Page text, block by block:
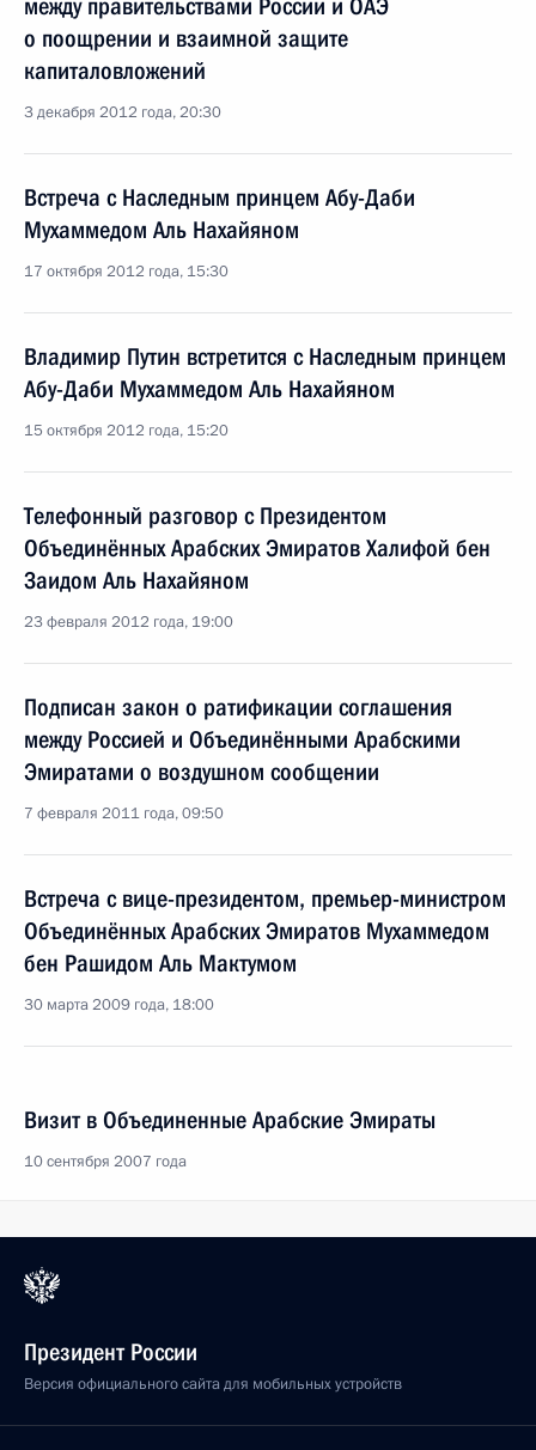
между правительствами России и ОАЭ
о поощрении и взаимной защите
капиталовложений
3 декабря 2012 года, 20:30
Встреча с Наследным принцем Абу-Даби
Мухаммедом Аль Нахайяном
17 октября 2012 года, 15:30
Владимир Путин встретится с Наследным принцем
Абу-Даби Мухаммедом Аль Нахайяном
15 октября 2012 года, 15:20
Телефонный разговор с Президентом
Объединённых Арабских Эмиратов Халифой бен
Заидом Аль Нахайяном
23 февраля 2012 года, 19:00
Подписан закон о ратификации соглашения
между Россией и Объединёнными Арабскими
Эмиратами о воздушном сообщении
7 февраля 2011 года, 09:50
Встреча с вице-президентом, премьер-министром
Объединённых Арабских Эмиратов Мухаммедом
бен Рашидом Аль Мактумом
30 марта 2009 года, 18:00
Визит в Объединенные Арабские Эмираты
10 сентября 2007 года
Президент России
Версия официального сайта для мобильных устройств